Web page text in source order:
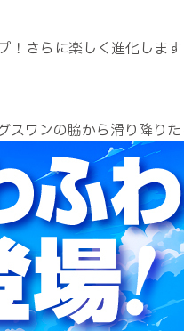
！さらに楽しく進化します
ワンの脇から滑り降り